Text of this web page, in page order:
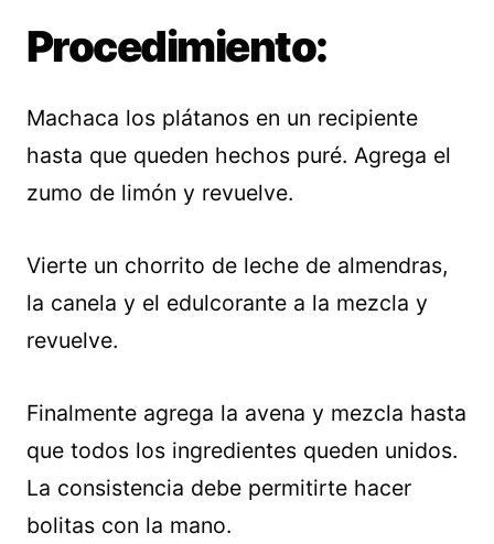
Procedimiento:
Machaca los plátanos en un recipiente
hasta que queden hechos puré. Agrega el
zumo de limón y revuelve.
Vierte un chorrito de leche de almendras,
la canela y el edulcorante a la mezcla y
revuelve.
Finalmente agrega la avena y mezcla hasta
que todos los ingredientes queden unidos.
La consistencia debe permitirte hacer
bolitas con la mano.